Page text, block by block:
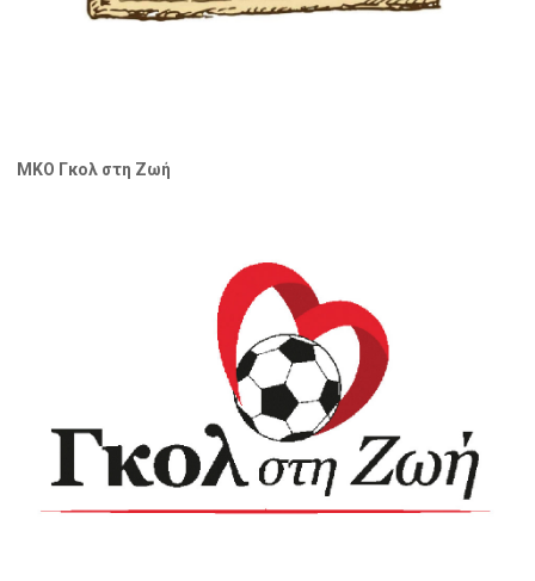
ΜΚΟ Γκολ στη Ζωή